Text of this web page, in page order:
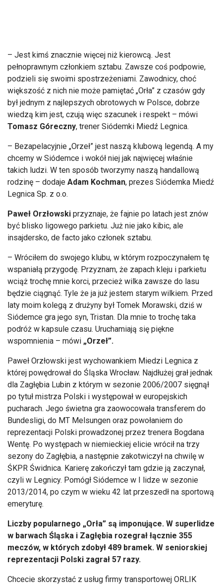
– Jest kimś znacznie więcej niż kierowcą. Jest
pełnoprawnym członkiem sztabu. Zawsze coś podpowie,
podzieli się swoimi spostrzeżeniami. Zawodnicy, choć
większość z nich nie może pamiętać „Orła” z czasów gdy
był jednym z najlepszych obrotowych w Polsce, dobrze
wiedzą kim jest, czują więc szacunek i respekt – mówi
Tomasz Góreczny, trener Siódemki Miedź Legnica.
– Bezapelacyjnie „Orzeł” jest naszą klubową legendą. A my
chcemy w Siódemce i wokół niej jak najwięcej właśnie
takich ludzi. W ten sposób tworzymy naszą handallową
rodzinę – dodaje Adam Kochman, prezes Siódemka Miedź
Legnica Sp. z o.o.
Paweł Orzłowski przyznaje, że fajnie po latach jest znów
być blisko ligowego parkietu. Już nie jako kibic, ale
insajdersko, de facto jako członek sztabu.
– Wróciłem do swojego klubu, w którym rozpoczynałem tę
wspaniałą przygodę. Przyznam, że zapach kleju i parkietu
wciąż trochę mnie korci, przecież wilka zawsze do lasu
będzie ciągnąć. Tyle że ja już jestem starym wilkiem. Przed
laty moim kolegą z drużyny był Tomek Morawski, dziś w
Siódemce gra jego syn, Tristan. Dla mnie to trochę taka
podróż w kapsule czasu. Uruchamiają się piękne
wspomnienia – mówi „Orzeł”.
Paweł Orzłowski jest wychowankiem Miedzi Legnica z
której powędrował do Śląska Wrocław. Najdłużej grał jednak
dla Zagłębia Lubin z którym w sezonie 2006/2007 sięgnął
po tytuł mistrza Polski i występował w europejskich
pucharach. Jego świetna gra zaowocowała transferem do
Bundesligi, do MT Melsungen oraz powołaniem do
reprezentacji Polski prowadzonej przez trenera Bogdana
Wentę. Po występach w niemieckiej elicie wrócił na trzy
sezony do Zagłębia, a następnie zakotwiczył na chwilę w
ŚKPR Świdnica. Karierę zakończył tam gdzie ją zaczynał,
czyli w Legnicy. Pomógł Siódemce w I lidze w sezonie
2013/2014, po czym w wieku 42 lat przeszedł na sportową
emeryturę.
Liczby popularnego „Orła” są imponujące. W superlidze
w barwach Śląska i Zagłębia rozegrał łącznie 355
meczów, w których zdobył 489 bramek. W seniorskiej
reprezentacji Polski zagrał 57 razy.
Chcecie skorzystać z usług firmy transportowej ORLIK